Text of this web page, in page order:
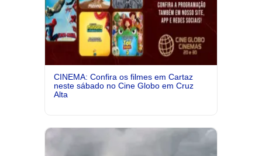
CINEMA: Confira os filmes em Cartaz
neste sábado no Cine Globo em Cruz
Alta